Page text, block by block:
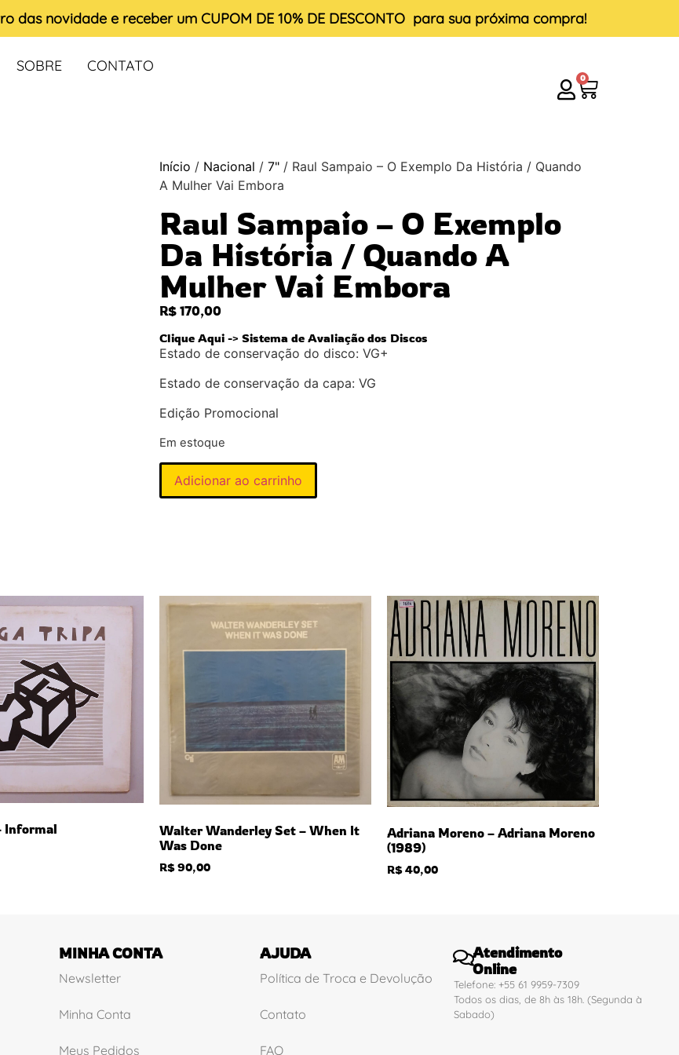
das novidade e receber um CUPOM DE 10% DE DESCONTO para sua próxima compra!
SOBRE CONTATO
0
Início / Nacional / 7" / Raul Sampaio – O Exemplo Da História / Quando
A Mulher Vai Embora
Raul Sampaio – O Exemplo
Da História / Quando A
Mulher Vai Embora
R$ 170,00
Clique Aqui -> Sistema de Avaliação dos Discos
Estado de conservação do disco: VG+
Estado de conservação da capa: VG
Edição Promocional
Em estoque
Adicionar ao carrinho
Informal
Walter Wanderley Set – When It
Was Done
R$90,00
Adriana Moreno – Adriana Moreno
(1989)
R$40,00
MINHA CONTA
Newsletter
Minha Conta
Meus Pedidos
AJUDA
Política de Troca e Devolução
Contato
FAQ
Atendimento
Online
Telefone: +55 61 9959-7309
Todos os dias, de 8h às 18h. (Segunda à
Sabado)